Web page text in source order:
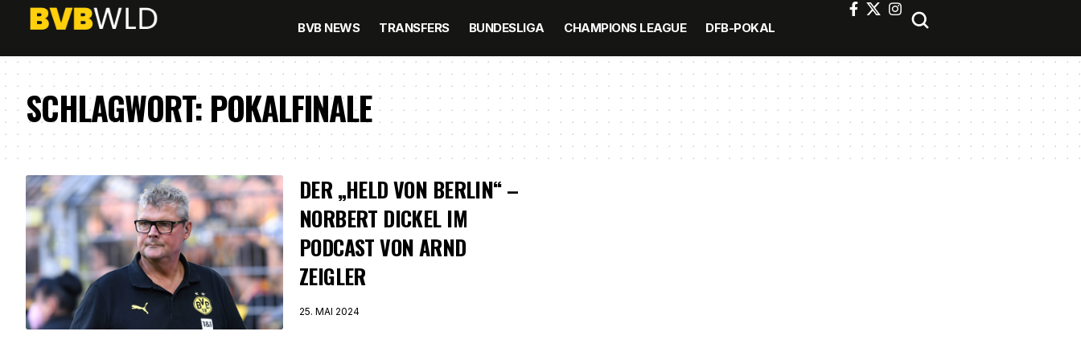
BVB NEWS TRANSFERS BUNDESLIGA CHAMPIONS LEAGUE DFB-POKAL
SCHLAGWORT:POKALFINALE
DER „HELD VON BERLIN“ –
NORBERT DICKEL IM
PODCAST VON ARND
ZEIGLER
25. MAI 2024